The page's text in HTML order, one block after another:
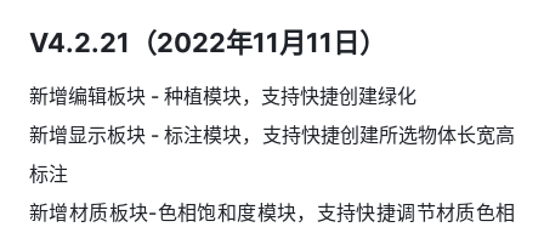
V4.2.21（2022年11月11日）
新增编辑板块 - 种植模块，支持快捷创建绿化
新增显示板块 - 标注模块，支持快捷创建所选物体长宽高
标注
新增材质板块-色相饱和度模块，支持快捷调节材质色相